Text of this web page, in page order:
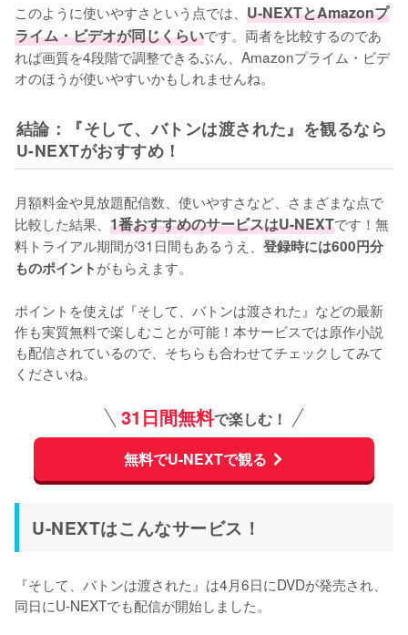
このように使いやすさという点では、 U-NEXTとAmazonプ
ライム・ビデオが同じくらいです。両者を比較するのであ
れば画質を4段階で調整できるぶん、Amazonプライム・ビデ
オのほうが使いやすいかもしれませんね。
結論：『そして、バトンは渡された』を観るなら
U-NEXTがおすすめ！
月額料金や見放題配信数、使いやすさなど、さまざまな点で
比較した結果、 1番おすすめのサービスはU-NEXTです！無
料トライアル期間が31日間もあるうえ、 登録時には600円分
ものポイントがもらえます。
ポイントを使えば『そして、バトンは渡された』などの最新
作も実質無料で楽しむことが可能！本サービスでは原作小説
も配信されているので、そちらも合わせてチェックしてみて
くださいね。
31日間無料で楽しむ！
無料でU-NEXTで観る
U-NEXTはこんなサービス！
『そして、バトンは渡された』は4月6日にDVDが発売され、
同日にU-NEXTでも配信が開始しました。